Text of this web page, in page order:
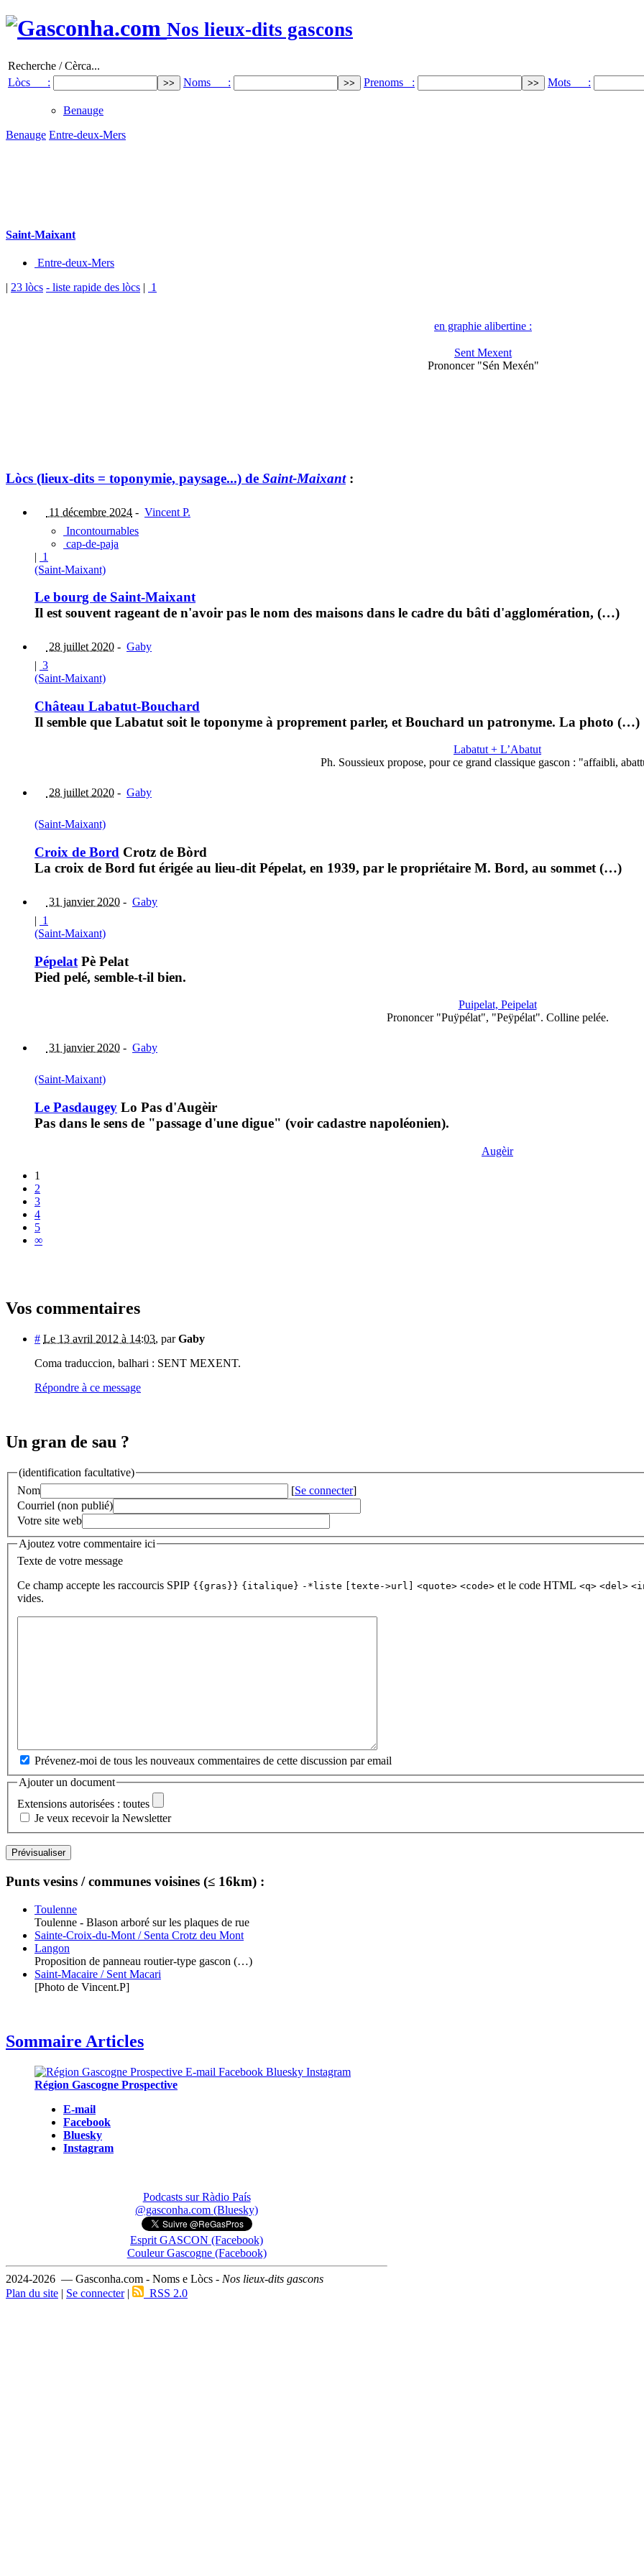
Nos lieux-dits gascons
Recherche / Cèrca...
Lòcs :
Noms : Prenoms : Mots :
Benauge
Benauge Entre-deux-Mers
Saint-Maixant
Entre-deux-Mers
| 23 lòcs - liste rapide des lòcs | 1
en graphie alibertine :
Sent Mexent
Prononcer "Sén Mexén"
Lòcs (lieux-dits = toponymie, paysage...) de Saint-Maixant:
11 décembre 2024 - Vincent P.
Incontournables
cap-de-paja
| 1
(Saint-Maixant)
Le bourg de Saint-Maixant
Il est souvent rageant de n'avoir pas le nom des maisons dans le cadre du bâti d'agglomération, (…)
28 juillet 2020 - Gaby
| 3
(Saint-Maixant)
Château Labatut-Bouchard
Il semble que Labatut soit le toponyme à proprement parler, et Bouchard un patronyme. La photo (…)
Labatut + L’Abatut
Ph. Soussieux propose, pour ce grand classique gascon : "affaibli,
28 juillet 2020 - Gaby
(Saint-Maixant)
Croix de Bord Crotz de Bòrd
La croix de Bord fut érigée au lieu-dit Pépelat, en 1939, par le propriétaire M. Bord, au sommet (…)
31 janvier 2020 - Gaby
| 1
(Saint-Maixant)
Pépelat Pè Pelat
Pied pelé, semble-t-il bien.
Puipelat, Peipelat
Prononcer "Puÿpélat", "Peÿpélat". Colline pelée.
31 janvier 2020 - Gaby
(Saint-Maixant)
Le Pasdaugey Lo Pas d'Augèir
Pas dans le sens de "passage d'une digue" (voir cadastre napoléonien).
Augèir
1
2
3
4
5
∞
Vos commentaires
# Le 13 avril 2012 à 14:03, parGaby
Coma traduccion, balhari : SENT MEXENT.
Répondre à ce message
Un gran de sau ?
(identification facultative)
Nom
[Se connecter]
Courriel (non publié)
Votre site web
Ajoutez votre commentaire ici
Texte de votre message
Ce champ accepte les raccourcis SPIP {{gras}} {italique} -*liste [texte->url] <quote> <code> et le code HTML <q> <del>
vides.
Prévenez-moi de tous les nouveaux commentaires de cette discussion par email
Ajouter un document
Extensions autorisées : toutes
Je veux recevoir la Newsletter
Punts vesins / communes voisines (≤ 16km) :
Toulenne
Toulenne - Blason arboré sur les plaques de rue
Sainte-Croix-du-Mont / Senta Crotz deu Mont
Langon
Proposition de panneau routier-type gascon (…)
Saint-Macaire / Sent Macari
[Photo de Vincent.P]
Sommaire Articles
Région Gascogne Prospective
E-mail
Facebook
Bluesky
Instagram
Podcasts sur Ràdio País
@gasconha.com (Bluesky)
Esprit GASCON (Facebook)
Couleur Gascogne (Facebook)
2024-2026 — Gasconha.com - Noms e Lòcs - Nos lieux-dits gascons
Plan du site | Se connecter| RSS 2.0